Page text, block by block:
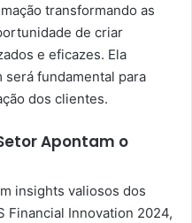
transformando as
de criar
e eficazes. Ela
será fundamental para
dos clientes.
Apontam o
insights valiosos dos
Financial Innovation 2024,